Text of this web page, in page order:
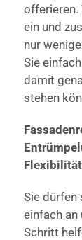
offerieren.
ein und
nur
Sie
damit
stehen
Sie dürfen
einfach an
Schritt